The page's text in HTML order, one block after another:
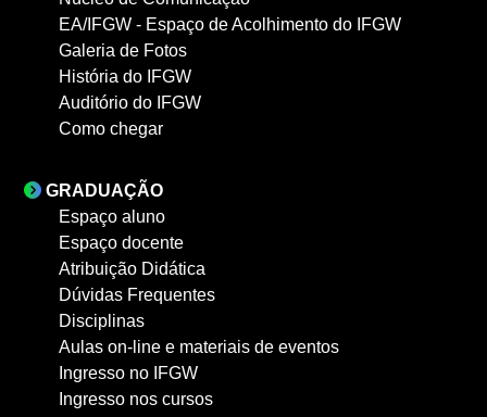
EA/IFGW - Espaço de Acolhimento do IFGW
Galeria de Fotos
História do IFGW
Auditório do IFGW
Como chegar
GRADUAÇÃO
Espaço aluno
Espaço docente
Atribuição Didática
Dúvidas Frequentes
Disciplinas
Aulas on-line e materiais de eventos
Ingresso no IFGW
Ingresso nos cursos